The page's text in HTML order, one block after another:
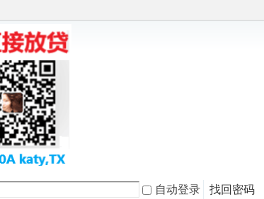
自动登录
找回密码